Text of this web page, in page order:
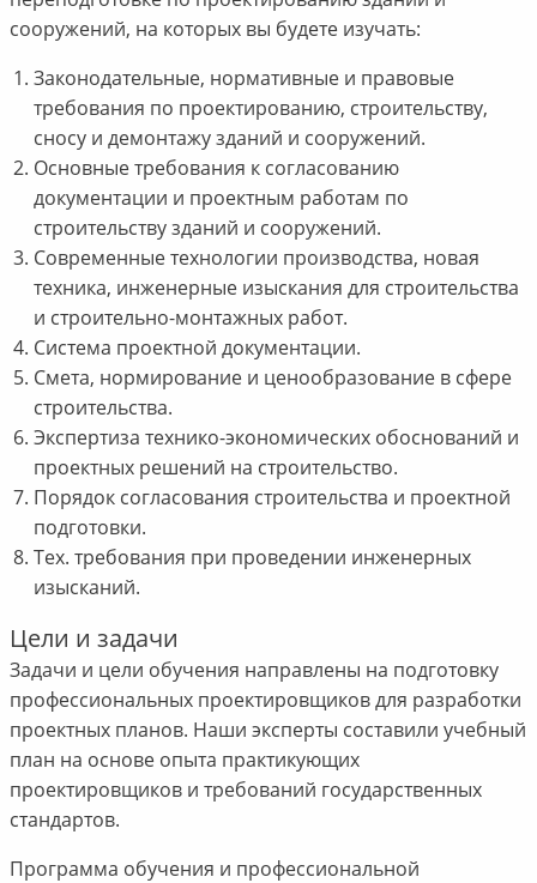
сооружений, на которых вы будете изучать:
Законодательные, нормативные и правовые
требования по проектированию, строительству,
сносу и демонтажу зданий и сооружений.
Основные требования к согласованию
документации и проектным работам по
строительству зданий и сооружений.
Современные технологии производства, новая
техника, инженерные изыскания для строительства
и строительно-монтажных работ.
Система проектной документации.
Смета, нормирование и ценообразование в сфере
строительства.
Экспертиза технико-экономических обоснований и
проектных решений на строительство.
Порядок согласования строительства и проектной
подготовки.
Тех. требования при проведении инженерных
изысканий.
Цели и задачи
Задачи и цели обучения направлены на подготовку
профессиональных проектировщиков для разработки
проектных планов. Наши эксперты составили учебный
план на основе опыта практикующих
проектировщиков и требований государственных
стандартов.
Программа обучения и профессиональной